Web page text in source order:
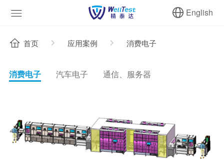
English
首页 应用案例 消费电子
消费电子 汽车电子 通信、服务器